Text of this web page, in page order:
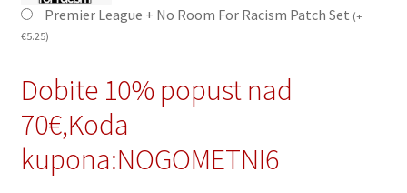
Premier League + No Room For Racism Patch Set (+
€5.25)
Dobite 10% popust nad
70€,Koda
kupona:NOGOMETNI6